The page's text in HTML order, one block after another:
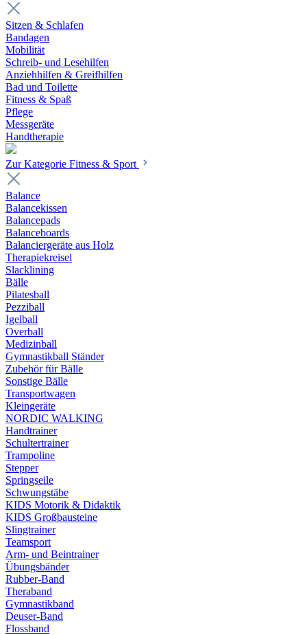
Sitzen & Schlafen
Bandagen
Mobilität
Schreib- und Lesehilfen
Anziehhilfen & Greifhilfen
Bad und Toilette
Fitness & Spaß
Pflege
Messgeräte
Handtherapie
Zur Kategorie Fitness & Sport
Balance
Balancekissen
Balancepads
Balanceboards
Balanciergeräte aus Holz
Therapiekreisel
Slacklining
Bälle
Pilatesball
Pezziball
Igelball
Overball
Medizinball
Gymnastikball Ständer
Zubehör für Bälle
Sonstige Bälle
Transportwagen
Kleingeräte
NORDIC WALKING
Handtrainer
Schultertrainer
Trampoline
Stepper
Springseile
Schwungstäbe
KIDS Motorik & Didaktik
KIDS Großbausteine
Slingtrainer
Teamsport
Arm- und Beintrainer
Übungsbänder
Rubber-Band
Theraband
Gymnastikband
Deuser-Band
Flossband